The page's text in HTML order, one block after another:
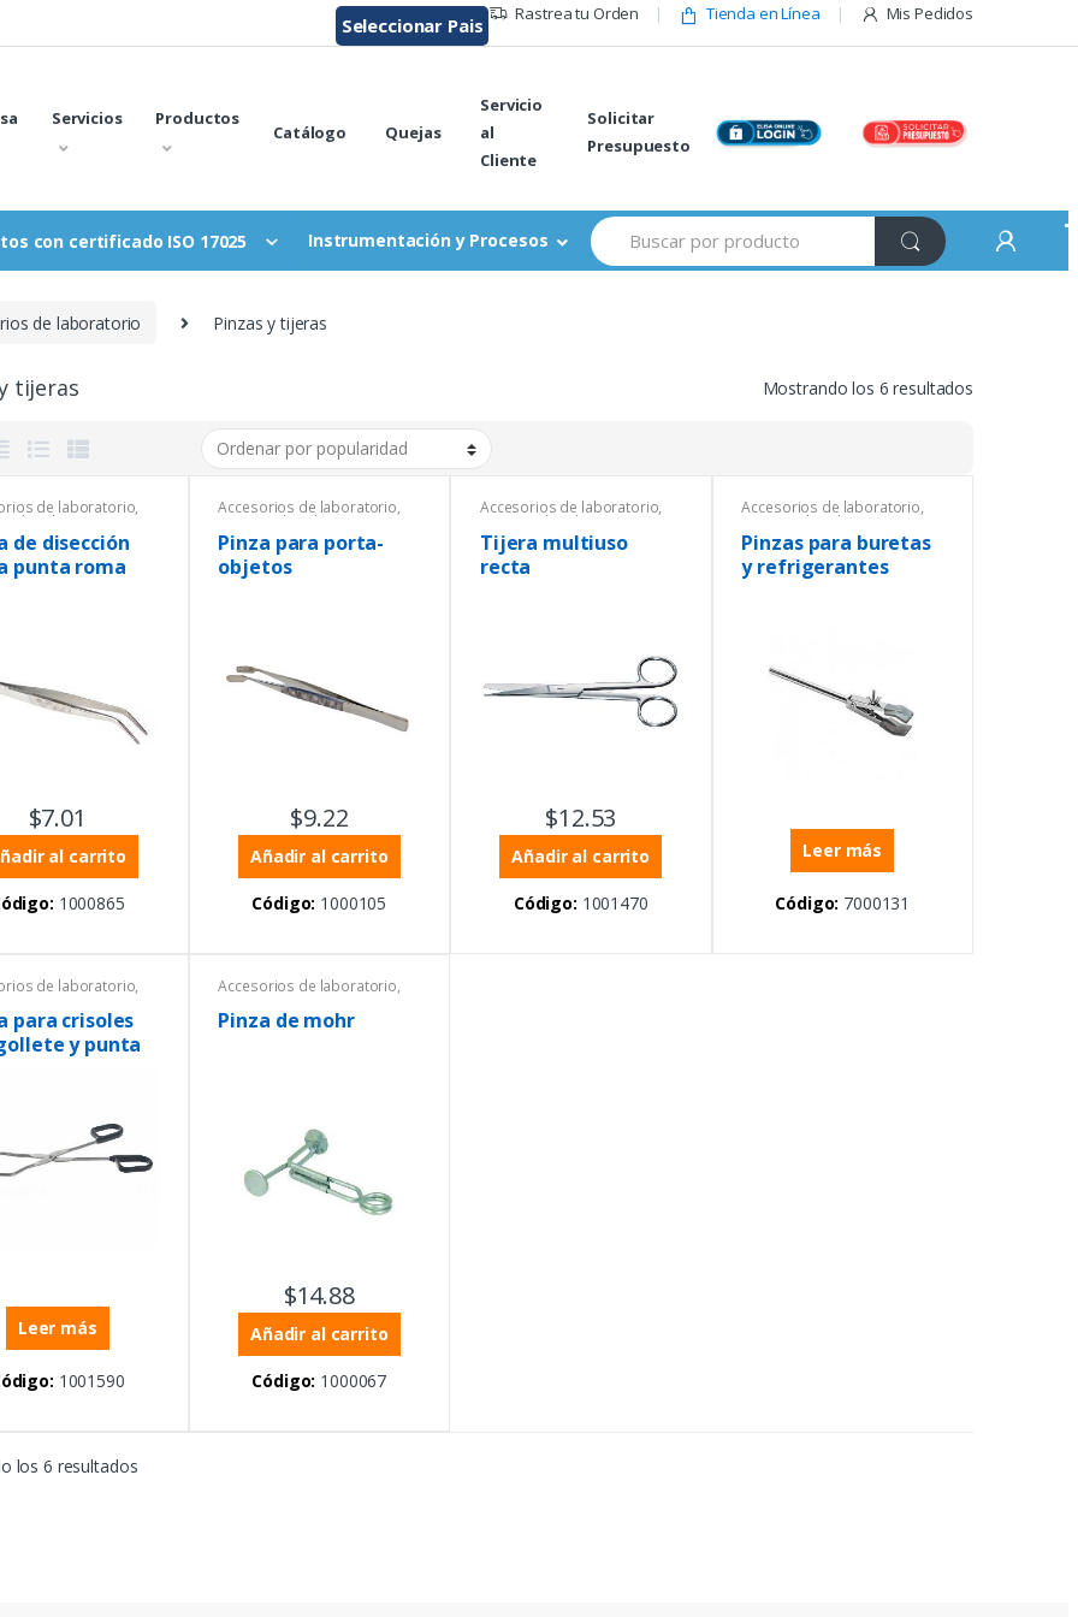
Rastrea tu Orden Tienda en Línea Mis Pedidos
Seleccionar Pais
Servicios Productos
Catálogo Quejas
Servicio
al
Cliente
Solicitar
Presupuesto
con certificado ISO 17025 Instrumentación y Procesos
Buscar:
de laboratorio Pinzas y tijeras
tijeras Mostrando los 6 resultados
de laboratorio,
de Laboratorio
y tijeras
de disección
punta roma
$7.01
al carrito
1000865
Accesorios de laboratorio,
Equipos de Laboratorio
Pinzas y tijeras
Pinza para porta-
objetos
$9.22
Añadir al carrito
Código: 1000105
Accesorios de laboratorio,
Equipos de Laboratorio
General, Ofertas,Pinzas y
tijeras
Tijera multiuso
recta
$12.53
Añadir al carrito
Código: 1001470
Accesorios de laboratorio,
Equipos de Laboratorio
General,Pinzas y tijeras
Pinzas para buretas
y refrigerantes
Leer más
Código: 7000131
de laboratorio,
y tijeras
para crisoles
y punta
Leer más
1001590
Accesorios de laboratorio,
Pinzas y tijeras
Pinza de mohr
$14.88
Añadir al carrito
Código: 1000067
los 6 resultados